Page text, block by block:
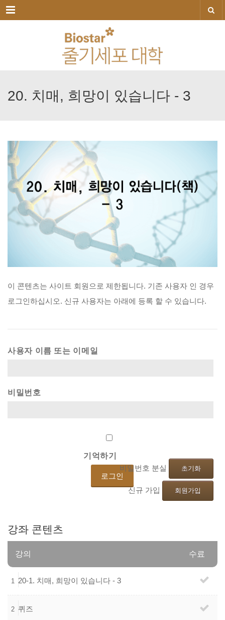
메뉴
20. 치매, 희망이 있습니다 - 3
이 콘텐츠는 사이트 회원으로 제한됩니다. 기존 사용자 인 경우
로그인하십시오. 신규 사용자는 아래에 등록 할 수 있습니다.
사용자 이름 또는 이메일
비밀번호
기억하기
비밀번호 분실 초기화
신규 가입 회원가입
강좌 콘텐츠
강의 수료
1 20-1. 치매, 희망이 있습니다 - 3
2 퀴즈